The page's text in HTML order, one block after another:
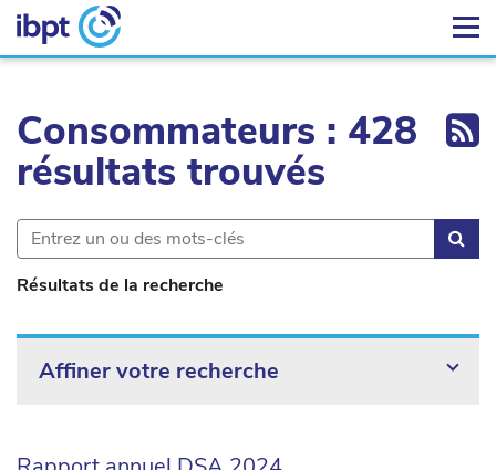
Consommateurs : 428
résultats trouvés
Résultats de la recherche
Affiner votre recherche